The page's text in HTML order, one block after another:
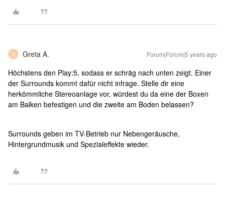
G Greta A. Forum|Forum|5 years ago
Höchstens den Play:5, sodass er schräg nach unten zeigt. Einer
der Surrounds kommt dafür nicht infrage. Stelle dir eine
herkömmliche Stereoanlage vor, würdest du da eine der Boxen
am Balken befestigen und die zweite am Boden belassen?
Surrounds geben im TV-Betrieb nur Nebengeräusche,
Hintergrundmusik und Spezialeffekte wieder.